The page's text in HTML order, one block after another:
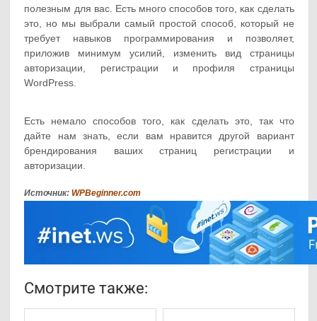
полезным для вас. Есть много способов того, как сделать
это, но мы выбрали самый простой способ, который не
требует навыков программирования и позволяет,
приложив минимум усилий, изменить вид страницы
авторизации, регистрации и профиля страницы
WordPress.
Есть немало способов того, как сделать это, так что
дайте нам знать, если вам нравится другой вариант
брендирования ваших страниц регистрации и
авторизации.
Источник:WPBeginner.com
Смотрите также: